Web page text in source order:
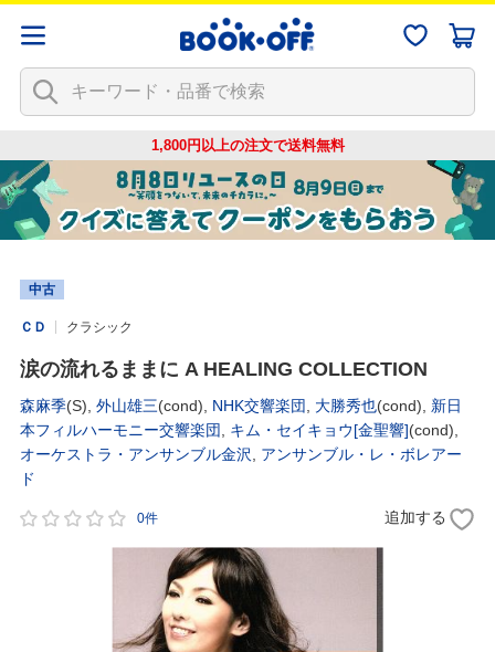
1,800円以上の注文で送料無料
中古
ＣＤ クラシック
涙の流れるままに A HEALING COLLECTION
森麻季(S), 外山雄三(cond), NHK交響楽団 大勝秀也(cond),
新日
本フィルハーモニー交響楽団
キム・セイキョウ[金聖響](cond),
オーケストラ・アンサンブル金沢
アンサンブル・レ・ボレアー
ド
0件 追加する